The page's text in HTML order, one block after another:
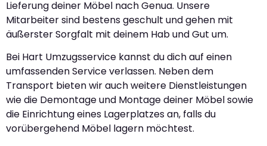
Lieferung deiner Möbel nach Genua. Unsere
Mitarbeiter sind bestens geschult und gehen mit
äußerster Sorgfalt mit deinem Hab und Gut um.
Bei Hart Umzugsservice kannst du dich auf einen
umfassenden Service verlassen. Neben dem
Transport bieten wir auch weitere Dienstleistungen
wie die Demontage und Montage deiner Möbel sowie
die Einrichtung eines Lagerplatzes an, falls du
vorübergehend Möbel lagern möchtest.